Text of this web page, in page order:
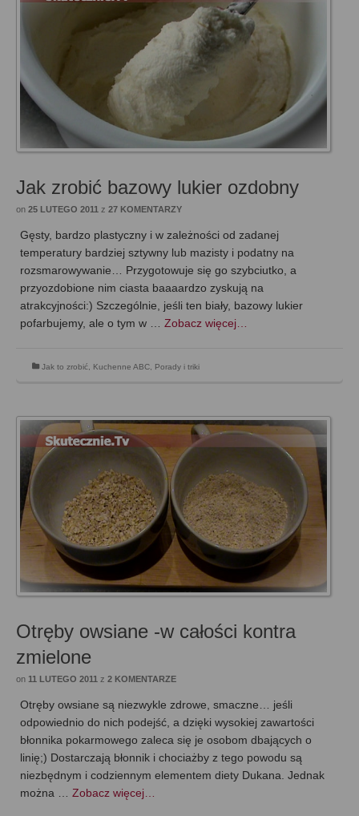
Jak zrobić bazowy lukier ozdobny
on 25 LUTEGO 2011 z 27 KOMENTARZY
Gęsty, bardzo plastyczny i w zależności od zadanej
temperatury bardziej sztywny lub mazisty i podatny na
rozsmarowywanie… Przygotowuje się go szybciutko, a
przyozdobione nim ciasta baaaardzo zyskują na
atrakcyjności:) Szczególnie, jeśli ten biały, bazowy lukier
pofarbujemy, ale o tym w … Zobacz więcej…
Jak to zrobić Kuchenne ABC Porady i triki
Otręby owsiane -w całości kontra
zmielone
on 11 LUTEGO 2011 z 2 KOMENTARZE
Otręby owsiane są niezwykle zdrowe, smaczne… jeśli
odpowiednio do nich podejść, a dzięki wysokiej zawartości
błonnika pokarmowego zaleca się je osobom dbających o
linię;) Dostarczają błonnik i chociażby z tego powodu są
niezbędnym i codziennym elementem diety Dukana. Jednak
można … Zobacz więcej…